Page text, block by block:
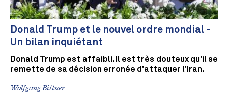
Donald Trump et le nouvel ordre mondial -
Un bilan inquiétant
Donald Trump est affaibli. Il est très douteux qu'il se
remette de sa décision erronée d'attaquer l'Iran.
Wolfgang Bittner